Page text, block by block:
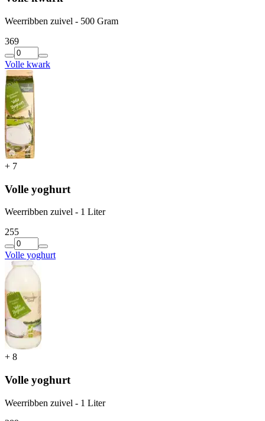
Weerribben zuivel - 500 Gram
369
Volle kwark
+ 7
Volle yoghurt
Weerribben zuivel - 1 Liter
255
Volle yoghurt
+ 8
Volle yoghurt
Weerribben zuivel - 1 Liter